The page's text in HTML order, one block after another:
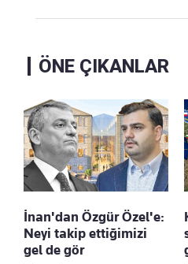
ÖNE ÇIKANLAR
İnan'dan Özgür Özel'e:
Neyi takip ettiğimizi
gel de gör